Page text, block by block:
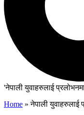
'नेपाली युवाहरुलाई
Home »नेपाली युवाहरुलाई